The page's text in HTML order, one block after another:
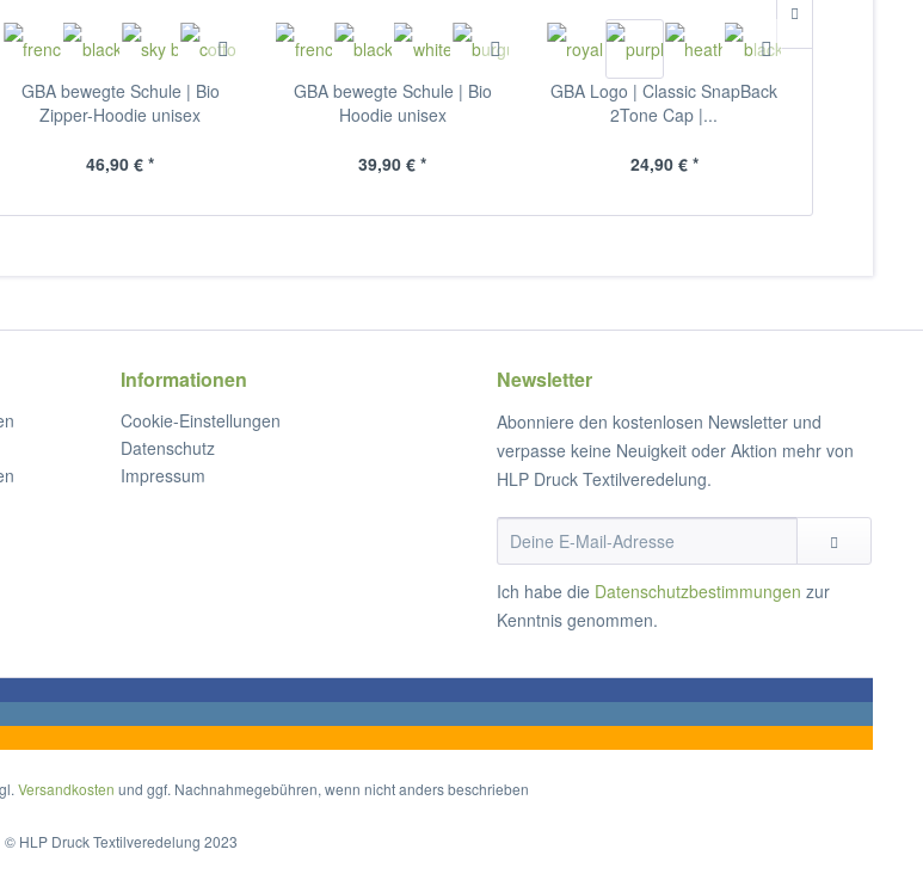
GBA bewegte Schule | Bio
Zipper-Hoodie unisex
46,90 € *
GBA bewegte Schule | Bio
Hoodie unisex
39,90 € *
GBA Logo | Classic SnapBack
2Tone Cap |...
24,90 € *
Informationen
Cookie-Einstellungen
Datenschutz
Impressum
Newsletter
Abonniere den kostenlosen Newsletter und
verpasse keine Neuigkeit oder Aktion mehr von
HLP Druck Textilveredelung.
Ich habe die Datenschutzbestimmungen zur
Kenntnis genommen.
Versandkosten und ggf. Nachnahmegebühren, wenn nicht anders beschrieben
© HLP Druck Textilveredelung 2023